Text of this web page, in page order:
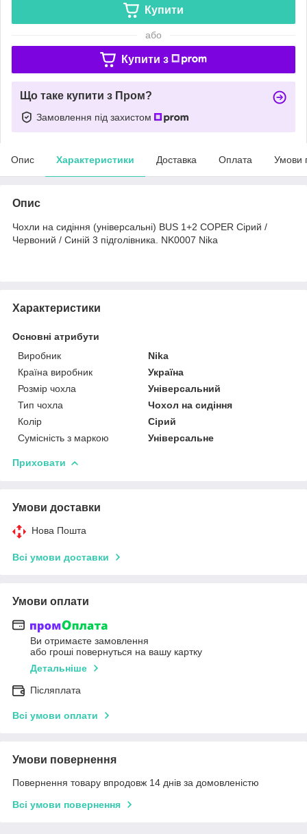
Купити
або
Купити з
Що таке купити з Пром?
Замовлення під захистом
Опис Характеристики Доставка Оплата Умови
Опис
Чохли на сидіння (універсальні) BUS 1+2 COPER Сірий /
Червоний / Синій 3 підголівника. NK0007 Nika
Характеристики
Основні атрибути
Виробник
Nika
Країна виробник
Україна
Розмір чохла
Універсальний
Тип чохла
Чохол на сидіння
Колір
Сірий
Сумісність з маркою
Універсальне
Приховати
Умови доставки
Нова Пошта
Всі умови доставки
Умови оплати
Ви отримаєте замовлення
або гроші повернуться на вашу картку
Детальніше
Післяплата
Всі умови оплати
Умови повернення
Повернення товару впродовж 14 днів за домовленістю
Всі умови повернення